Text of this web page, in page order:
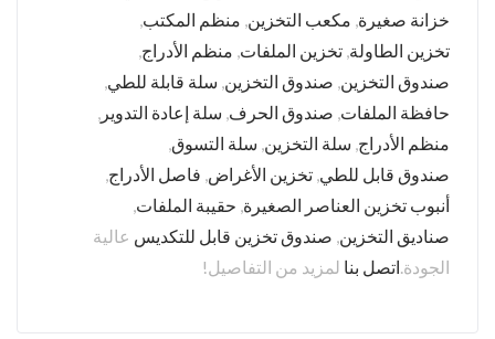
خزانة صغيرة, مكعب التخزين, منظم المكتب,
تخزين الطاولة, تخزين الملفات, منظم الأدراج,
صندوق التخزين, صندوق التخزين, سلة قابلة للطي,
حافظة الملفات, صندوق الحرف, سلة إعادة التدوير ,
منظم الأدراج, سلة التخزين, سلة التسوق,
صندوق قابل للطي, تخزين الأغراض, فاصل الأدراج,
أنبوب تخزين العناصر الصغيرة, حقيبة الملفات,
صناديق التخزين, صندوق تخزين قابل للتكديس عالية
الجودة.اتصل بنا لمزيد من التفاصيل!